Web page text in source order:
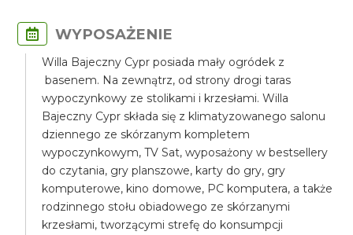
WYPOSAŻENIE
Willa Bajeczny Cypr posiada mały ogródek z
basenem. Na zewnątrz, od strony drogi taras
wypoczynkowy ze stolikami i krzesłami. Willa
Bajeczny Cypr składa się z klimatyzowanego salonu
dziennego ze skórzanym kompletem
wypoczynkowym, TV Sat, wyposażony w bestsellery
do czytania, gry planszowe, karty do gry, gry
komputerowe, kino domowe, PC komputera, a także
rodzinnego stołu obiadowego ze skórzanymi
krzesłami, tworzącymi strefę do konsumpcji